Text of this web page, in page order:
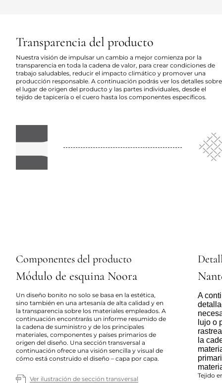
Transparencia del producto
Nuestra visión de impulsar un cambio a mejor comienza por la
transparencia en toda la cadena de valor, para crear condiciones de
trabajo saludables, reducir el impacto climático y promover una
producción responsable. A continuación podrás ver los detalles sobre
el lugar de origen del producto y las partes individuales, desde el
tejido de tapicería o el cuero hasta los componentes específicos.
Componentes del producto
Módulo de esquina Noora
Un diseño bonito no solo se basa en la estética,
sino también en una artesanía de alta calidad y en
la transparencia sobre los materiales empleados. A
continuación encontrarás un informe resumido de
la cadena de suministro y de los principales
materiales, componentes y países primarios de
origen del diseño. Una sección transversal a
continuación ofrece una visión sencilla y visual de
cómo está construido el diseño – capa por capa.
Ver ilustración de sección transversal
A
lujo o
la
Tejido